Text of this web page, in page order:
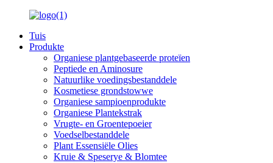
Tuis
Produkte
Organiese plantgebaseerde proteïen
Peptiede en Aminosure
Natuurlike voedingsbestanddele
Kosmetiese grondstowwe
Organiese sampioenprodukte
Organiese Plantekstrak
Vrugte- en Groentepoeier
Voedselbestanddele
Plant Essensiële Olies
Kruie & Speserye & Blomtee